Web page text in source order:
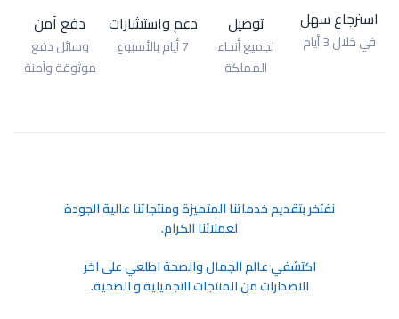
استرجاع سهل
في خلال 3 أيام
توصيل
لجميع أنحاء
المملكة
دعم واستشارات
7 أيام بالأسبوع
دفع آمن
وسائل دفع
موثوقة وآمنة
ﻧﻔﺘﺨﺮ ﺑﺘﻘﺪﻳﻢ ﺧﺪﻣﺎﺗﻨﺎ اﻟﻤﺘﻤﻴﺰة وﻣﻨﺘﺠﺎﺗﻨﺎ ﻋﺎﻟﻴﺔ اﻟﺠﻮدة
ﻟﻌﻤﻼﺋﻨﺎ اﻟﻜﺮام.
اكتشفي عالم الجمال والصحة اطلعي على اخر
الاصدارات من المنتجات التجميلية و الصحية.